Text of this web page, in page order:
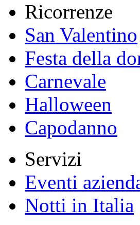
Ricorrenze
San Valentino
Festa della
Carnevale
Halloween
Capodanno
Servizi
Eventi
Notti in Italia